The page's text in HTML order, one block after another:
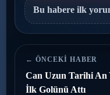
Bu habere ilk
← ÖNCEKI HABER
Can Uzun Tarihi An
İlk Golünü Attı